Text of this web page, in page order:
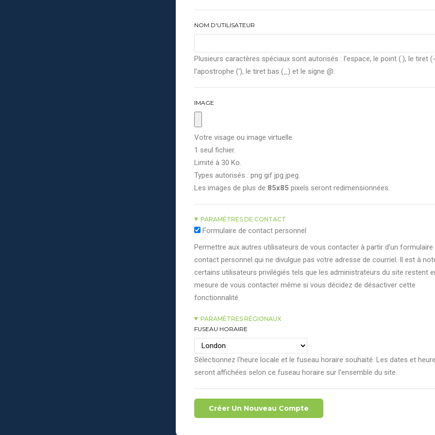
NOM D'UTILISATEUR
Plusieurs caractères spéciaux sont autorisés : l'espace, le point (.), le tiret
l'apostrophe ('), le tiret bas (_) et le signe @.
IMAGE
Votre visage ou image virtuelle.
1 seul fichier.
Limité à 30 Ko.
Types autorisés : png gif jpg jpeg.
Les images de plus de 85x85 pixels seront redimensionnées.
PARAMÈTRES DE CONTACT
Formulaire de contact personnel
Permettre aux autres utilisateurs de vous contacter à partir d'un formulaire
contact personnel qui ne divulgue pas votre adresse de courriel. Il est à
certains utilisateurs privilégiés tels que les administrateurs du site restent
mesure de vous contacter même si vous décidez de désactiver cette
fonctionnalité.
PARAMÈTRES RÉGIONAUX
FUSEAU HORAIRE
Sélectionnez l'heure locale et le fuseau horaire souhaité. Les dates et
seront affichées selon ce fuseau horaire sur l'ensemble du site.